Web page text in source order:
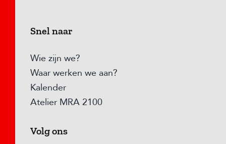
Snel naar
Wie zijn we?
Waar werken we aan?
Kalender
Atelier MRA 2100
Volg ons